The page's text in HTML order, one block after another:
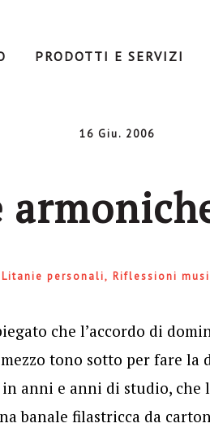
PRODOTTI E SERVIZI
16 Giu. 2006
Litanie personali Riflessioni
che l’accordo di
tono sotto per fare la
anni e anni di studio,
banale filastricca da